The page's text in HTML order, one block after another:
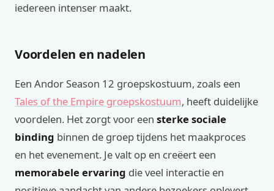
iedereen intenser maakt.
Voordelen en nadelen
Een Andor Season 12 groepskostuum, zoals een
Tales of the Empire groepskostuum, heeft duidelijke
voordelen. Het zorgt voor een sterke sociale
binding binnen de groep tijdens het maakproces
en het evenement. Je valt op en creëert een
memorabele ervaring die veel interactie en